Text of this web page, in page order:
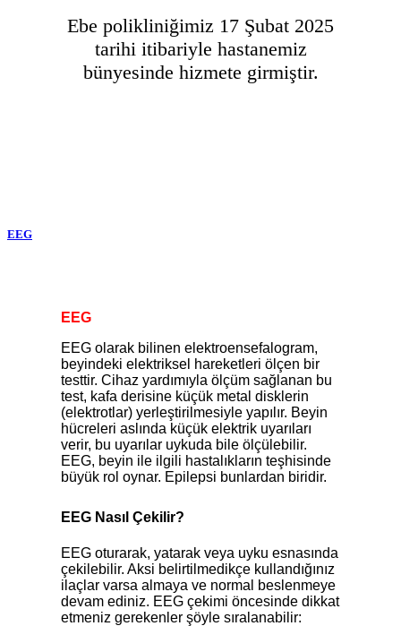
Ebe polikliniğimiz 17 Şubat 2025
tarihi itibariyle hastanemiz
bünyesinde hizmete girmiştir.
EEG
EEG
EEG olarak bilinen elektroensefalogram,
beyindeki elektriksel hareketleri ölçen bir
testtir. Cihaz yardımıyla ölçüm sağlanan bu
test, kafa derisine küçük metal disklerin
(elektrotlar) yerleştirilmesiyle yapılır. Beyin
hücreleri aslında küçük elektrik uyarıları
verir, bu uyarılar uykuda bile ölçülebilir.
EEG, beyin ile ilgili hastalıkların teşhisinde
büyük rol oynar. Epilepsi bunlardan biridir.
EEG Nasıl Çekilir?
EEG oturarak, yatarak veya uyku esnasında
çekilebilir. Aksi belirtilmedikçe kullandığınız
ilaçlar varsa almaya ve normal beslenmeye
devam ediniz. EEG çekimi öncesinde dikkat
etmeniz gerekenler şöyle sıralanabilir: